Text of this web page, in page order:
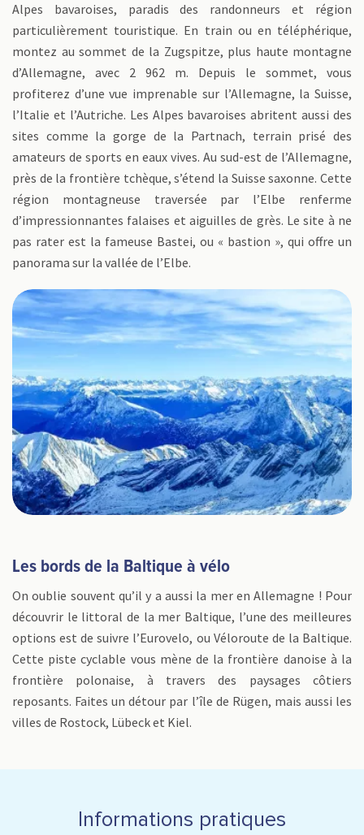
Alpes bavaroises, paradis des randonneurs et région
particulièrement touristique. En train ou en téléphérique,
montez au sommet de la Zugspitze, plus haute montagne
d’Allemagne, avec 2 962 m. Depuis le sommet, vous
profiterez d’une vue imprenable sur l’Allemagne, la Suisse,
l’Italie et l’Autriche. Les Alpes bavaroises abritent aussi des
sites comme la gorge de la Partnach, terrain prisé des
amateurs de sports en eaux vives. Au sud-est de l’Allemagne,
près de la frontière tchèque, s’étend la Suisse saxonne. Cette
région montagneuse traversée par l’Elbe renferme
d’impressionnantes falaises et aiguilles de grès. Le site à ne
pas rater est la fameuse Bastei, ou « bastion », qui offre un
panorama sur la vallée de l’Elbe.
Les bords de la Baltique à vélo
On oublie souvent qu’il y a aussi la mer en Allemagne ! Pour
découvrir le littoral de la mer Baltique, l’une des meilleures
options est de suivre l’Eurovelo, ou Véloroute de la Baltique.
Cette piste cyclable vous mène de la frontière danoise à la
frontière polonaise, à travers des paysages côtiers
reposants. Faites un détour par l’île de Rügen, mais aussi les
villes de Rostock, Lübeck et Kiel.
Informations pratiques